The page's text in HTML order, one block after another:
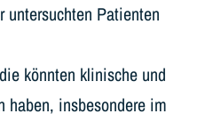
untersuchten Patienten
könnten klinische und
haben, insbesondere im